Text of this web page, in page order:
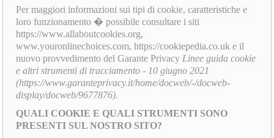
Per maggiori informazioni sui tipi di cookie, caratteristiche e
loro funzionamento � possibile consultare i siti
https://www.allaboutcookies.org,
www.youronlinechoices.com, https://cookiepedia.co.uk e il
nuovo provvedimento del Garante Privacy Linee guida cookie
e altri strumenti di tracciamento - 10 giugno 2021
(https://www.garanteprivacy.it/home/docweb/-/docweb-
display/docweb/9677876).
QUALI COOKIE E QUALI STRUMENTI SONO
PRESENTI SUL NOSTRO SITO?